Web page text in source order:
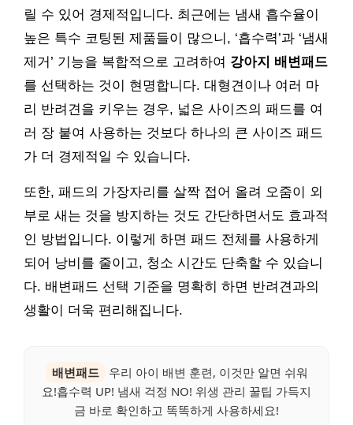
릴 수 있어 경제적입니다. 최근에는 냄새 흡수율이
높은 특수 코팅된 제품들이 많으니, ‘흡수력’과 ‘냄새
제거’ 기능을 복합적으로 고려하여 강아지 배변패드
를 선택하는 것이 현명합니다. 대형견이나 여러 마
리 반려견을 키우는 경우, 넓은 사이즈의 패드를 여
러 장 붙여 사용하는 것보다 하나의 큰 사이즈 패드
가 더 경제적일 수 있습니다.
또한, 패드의 가장자리를 살짝 접어 올려 오줌이 외
부로 새는 것을 방지하는 것도 간단하면서도 효과적
인 방법입니다. 이렇게 하면 패드 전체를 사용하게
되어 낭비를 줄이고, 청소 시간도 단축할 수 있습니
다. 배변패드 선택 기준을 명확히 하면 반려견과의
생활이 더욱 편리해집니다.
배변패드
우리 아이 배변 훈련, 이것만 알면 쉬워
요!흡수력 UP! 냄새 걱정 NO! 위생 관리 꿀팁 가득지
금 바로 확인하고 똑똑하게 사용하세요!